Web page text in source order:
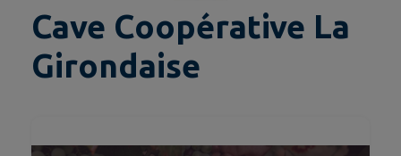
Cave Coopérative La
Girondaise